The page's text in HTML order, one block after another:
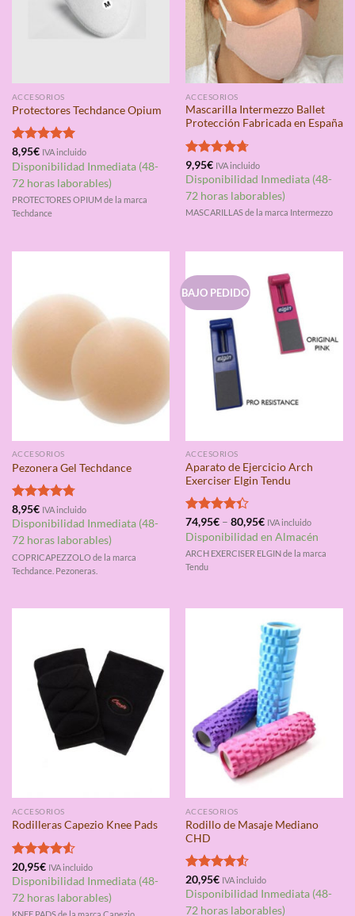
ACCESORIOS
Protectores Techdance Opium
Valorado
con5.00
de 5
8,95€ IVA incluido
Disponibilidad Inmediata (48-
72 horas laborables)
PROTECTORES OPIUM de la marca
Techdance
ACCESORIOS
Mascarilla Intermezzo Ballet
Protección Fabricada en España
Valorado
con4.71
de 5
9,95€ IVA incluido
Disponibilidad Inmediata (48-
72 horas laborables)
MASCARILLAS de la marca Intermezzo
ACCESORIOS
Pezonera Gel Techdance
Valorado
con4.75
de 5
8,95€ IVA incluido
Disponibilidad Inmediata (48-
72 horas laborables)
COPRICAPEZZOLO de la marca
Techdance. Pezoneras.
BAJO PEDIDO
ACCESORIOS
Aparato de Ejercicio Arch
Exerciser Elgin Tendu
Valorado
con4.33
de 5
74,95€– 80,95€ IVA incluido
Disponibilidad en Almacén
ARCH EXERCISER ELGIN de la marca
Tendu
ACCESORIOS
Rodilleras Capezio Knee Pads
Valorado
con4.50
de 5
20,95€ IVA incluido
Disponibilidad Inmediata (48-
72 horas laborables)
ACCESORIOS
Rodillo de Masaje Mediano
CHD
Valorado
con4.50
de 5
20,95€ IVA incluido
Disponibilidad Inmediata (48-
72 horas laborables)